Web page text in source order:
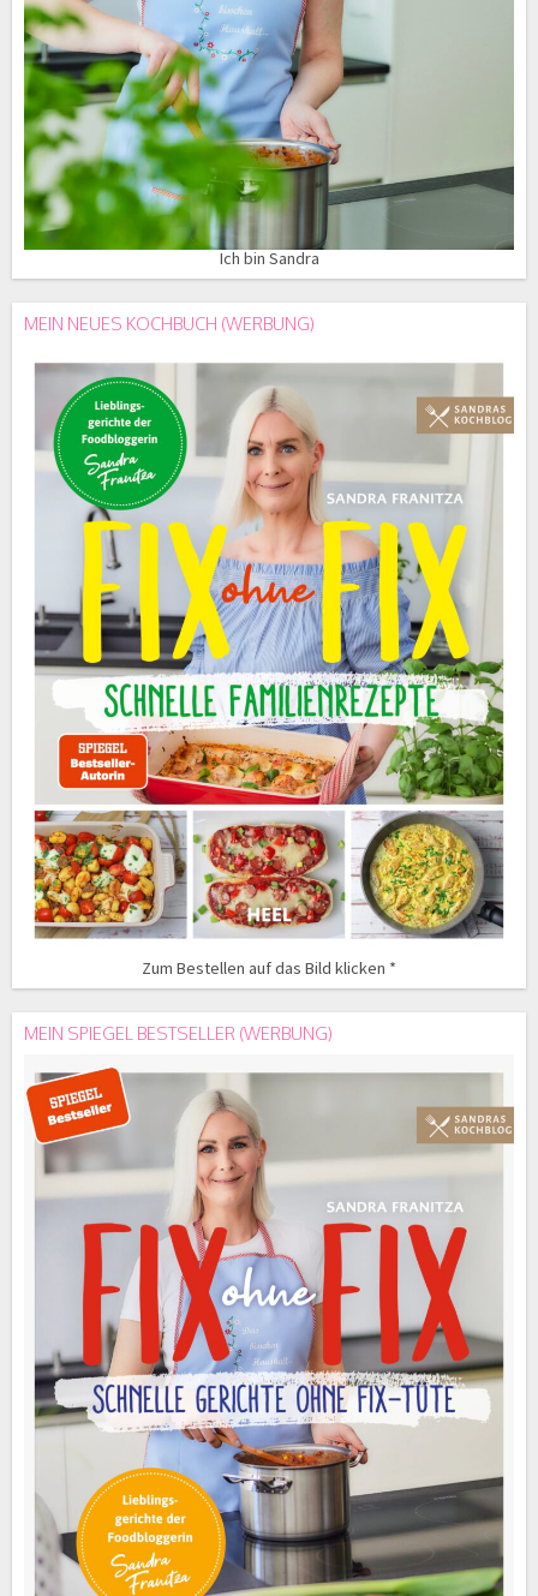
Ich bin Sandra
MEIN NEUES KOCHBUCH (WERBUNG)
Zum Bestellen auf das Bild klicken *
MEIN SPIEGEL BESTSELLER (WERBUNG)